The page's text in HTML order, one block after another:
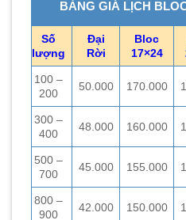
BẢNG GIÁ LỊCH
Số
lượng
Đại
Rời
Bloc
17×24
100 –
200
50.000 170.000
300 –
400
48.000 160.000
500 –
700
45.000 155.000
800 –
900
42.000 150.000